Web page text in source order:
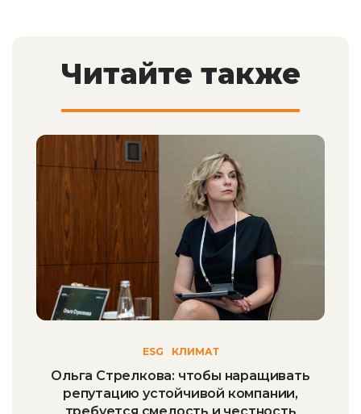
Читайте также
ESG КЛИМАТ
Ольга Стрелкова: чтобы наращивать
репутацию устойчивой компании,